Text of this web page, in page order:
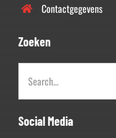
Contactgegevens
Zoeken
naar:
Social Media